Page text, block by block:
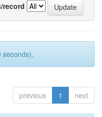
record
seconds).
previous 1 next